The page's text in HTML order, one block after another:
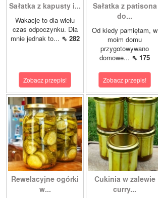
Sałatka z kapusty i...
Wakacje to dla wielu
czas odpoczynku. Dla
mnie jednak to... ⇖ 282
Zobacz przepis!
Sałatka z patisona
do...
Od kiedy pamiętam, w
moim domu
przygotowywano
domowe... ⇖ 175
Zobacz przepis!
Rewelacyjne ogórki
w...
Cukinia w zalewie
curry...